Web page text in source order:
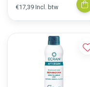
€17,39 Incl. btw